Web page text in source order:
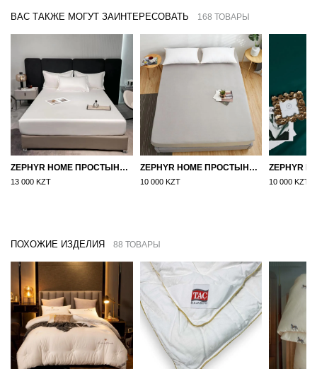
ВАС ТАКЖЕ МОГУТ ЗАИНТЕРЕСОВАТЬ 168 ТОВАРЫ
ZEPHYR HOME ПРОСТЫНЯ НА РЕЗИНКЕ ЕГИПЕТСКИЙ ХЛОПОК 160X200 БЕЛЫЙ
13 000 KZT
ZEPHYR HOME ПРОСТЫНЯ НА РЕЗИНКЕ 160Х200, САТИН, СЕРЫЙ
10 000 KZT 10 000 KZT
ПОХОЖИЕ ИЗДЕЛИЯ 88 ТОВАРЫ